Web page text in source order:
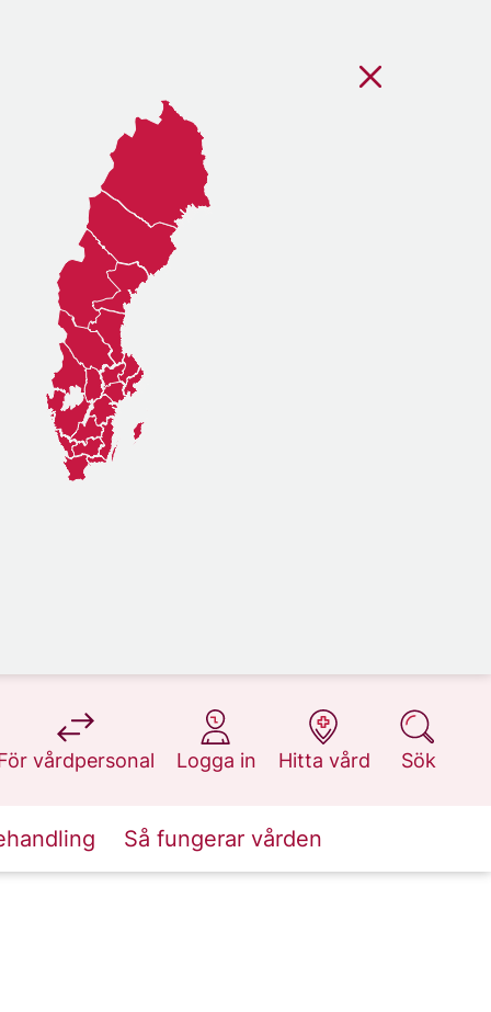
vårdpersonal
på 1177.se
Logga in
på 1177.se
Hitta vård
på 1177.se
Sök
på 1177.se
Så fungerar vården